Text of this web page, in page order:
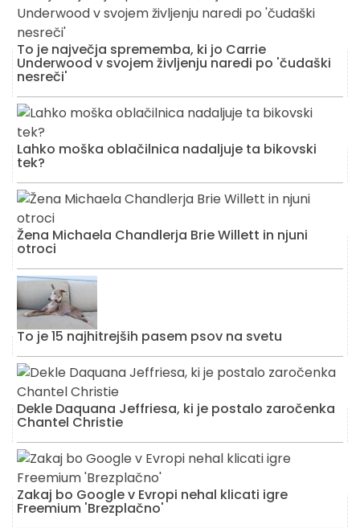
To je največja sprememba, ki jo Carrie
Underwood v svojem življenju naredi po 'čudaški
nesreči'
Lahko moška oblačilnica nadaljuje ta bikovski
tek?
Žena Michaela Chandlerja Brie Willett in njuni
otroci
To je 15 najhitrejših pasem psov na svetu
Dekle Daquana Jeffriesa, ki je postalo zaročenka
Chantel Christie
Zakaj bo Google v Evropi nehal klicati igre
Freemium 'Brezplačno'